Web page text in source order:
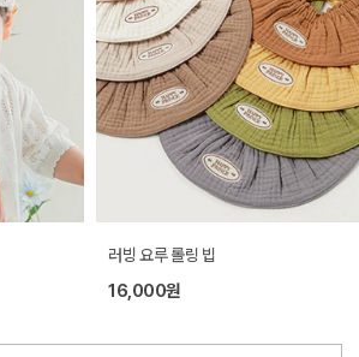
러빙 요루 롤링 빕
16,000원